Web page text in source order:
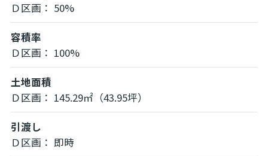
Ｄ区画： 50%
容積率
Ｄ区画： 100%
土地面積
Ｄ区画： 145.29㎡（43.95坪）
引渡し
Ｄ区画： 即時